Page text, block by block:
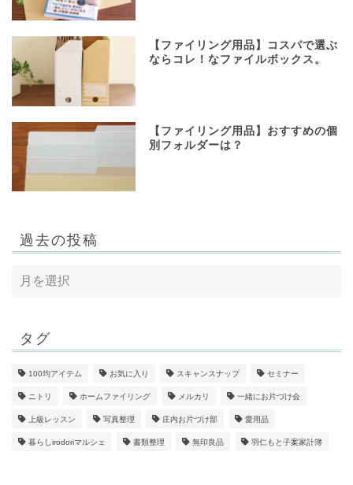
【ファイリング用品】コスパで選ぶ
ならコレ！なファイルボックス。
【ファイリング用品】おすすめの個
別フォルダーは？
過去の投稿
タグ
100均アイテム お気に入り スキャンスナップ セミナー
ニトリ ホームファイリング メルカリ 一緒にお片づけ会
上級レッスン 写真整理 庄内お片づけ部 愛用品
暮らしirodoriマルシェ 書類整理 無印良品 羽仁もと子案家計簿